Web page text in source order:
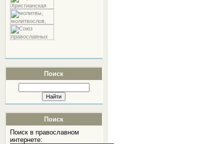
Поиск
Поиск
Поиск в православном
интернете: